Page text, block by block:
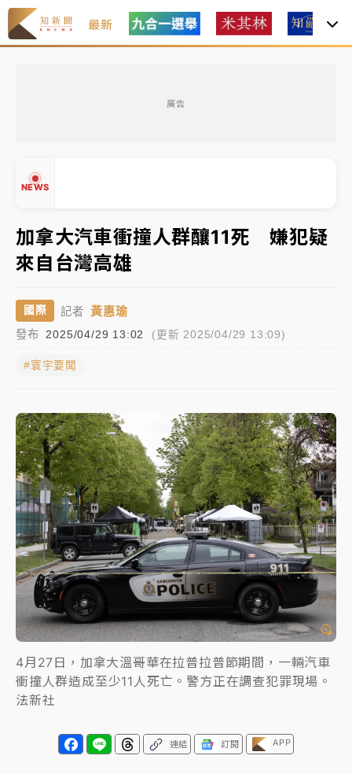
最新
廣告
NEWS
中信慈善基金會想增加董事人數！辜仲諒向法院聲請遭
駁 理由曝光
故宮《龍藏經》特展第2檔！今線上預約開賣一度塞車
周六起展出延長至晚上7時
台東農業處長涉圖利渡假村！東檢抗告成功 今重開羈
父親節泡湯了！中颱白海豚雨彈轟3天 「紅到發紫」降
雨熱區曝
暑假過三周才推「E宿新北打卡趣」！抽獎程序複雜 觀
旅局回應了
中信慈善基金會想增加董事人數！辜仲諒向法院聲請遭
駁 理由曝光
故宮《龍藏經》特展第2檔！今線上預約開賣一度塞車
周六起展出延長至晚上7時
台東農業處長涉圖利渡假村！東檢抗告成功 今重開羈
押庭
父親節泡湯了！中颱白海豚雨彈轟3天 「紅到發紫」降
雨熱區曝
加拿大汽車衝撞人群釀11死 嫌犯疑
來自台灣高雄
國際 記者 黃惠瑜
發布 2025/04/29 13:02 (更新 2025/04/29 13:09)
#寰宇要聞
4月27日，加拿大溫哥華在拉普拉普節期間，一輛汽車
衝撞人群造成至少11人死亡。警方正在調查犯罪現場。
法新社
連結 訂閱 APP